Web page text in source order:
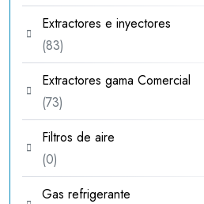
productos
Extractores e inyectores
8383
productos
Extractores gama Comercial
7373
productos
Filtros de aire
00
productos
Gas refrigerante